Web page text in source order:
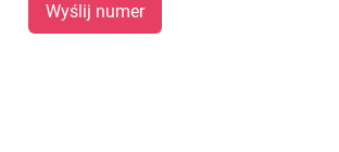
Wyślij numer